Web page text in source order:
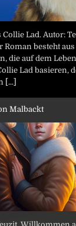
Collie Lad. Autor:
Roman besteht
die auf dem
Lad basieren,
[...]
Malbackt